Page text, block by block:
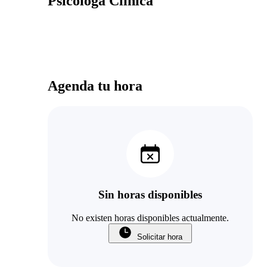
Agenda tu hora
Sin horas disponibles
No existen horas disponibles actualmente.
Solicitar hora